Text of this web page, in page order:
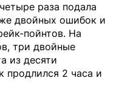
раза подала
двойных ошибок и
пойнтов. На
три двойные
из десяти
продлился 2 часа и